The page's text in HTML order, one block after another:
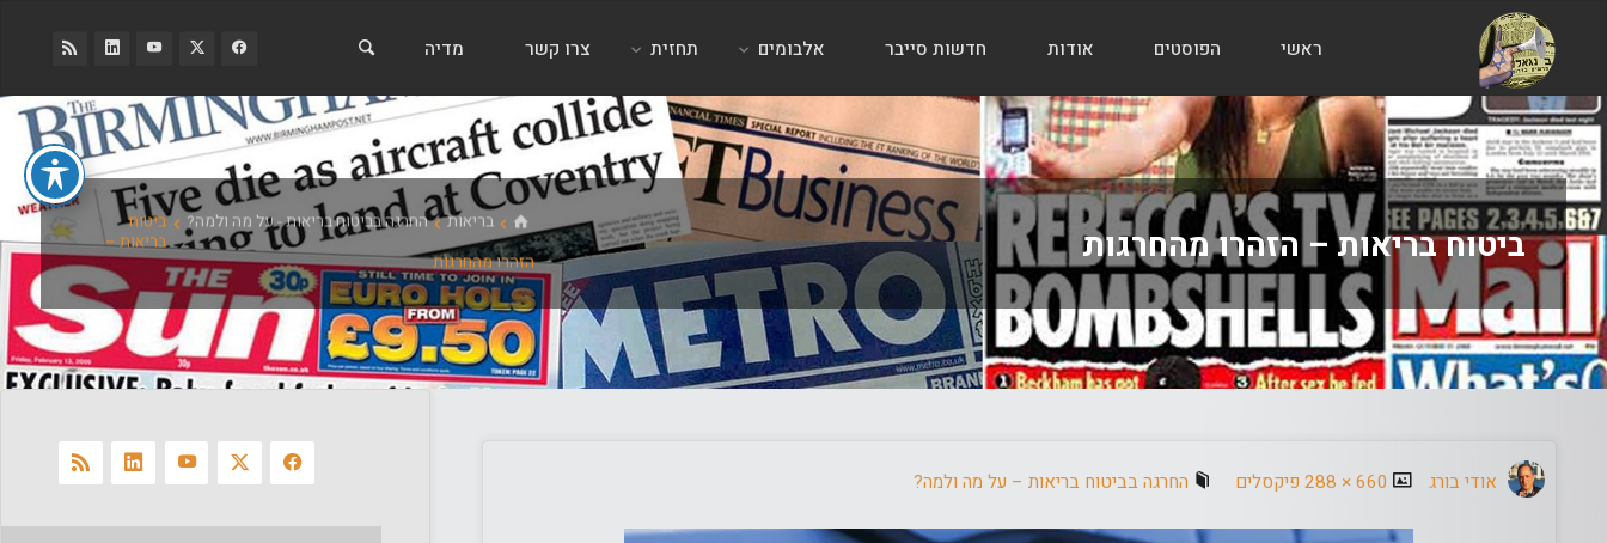
הבלוג
של
אודי
בורג
ראשי הפוסטים אודות חדשות סייבר אלבומים תחזית צרו קשר מדיה
ביטוח בריאות – הזהרו מהחרגות ביתבריאות החרגה בביטוח בריאות - על מה ולמה?
ביטוח
בריאות –
הזהרו מהחרגות
אודי בורג
גודל660 × 288 פיקסלים החרגה בביטוח בריאות – על מה ולמה?